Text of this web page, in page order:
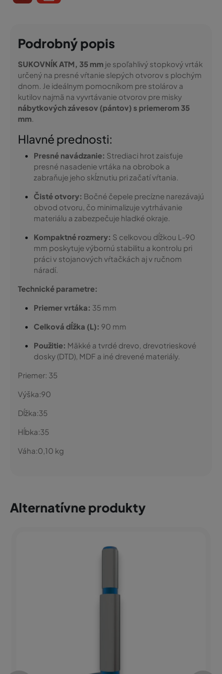
Podrobný popis
SUKOVNÍK ATM, 35 mm je spoľahlivý stopkový vrták
určený na presné vŕtanie slepých otvorov s plochým
dnom. Je ideálnym pomocníkom pre stolárov a
kutilov najmä na vyvrtávanie otvorov pre misky
nábytkových závesov (pántov) s priemerom 35
mm.
Hlavné prednosti:
Presné navádzanie: Strediaci hrot zaisťuje
presné nasadenie vrtáka na obrobok a
zabraňuje jeho skĺznutiu pri začatí vŕtania.
Čisté otvory: Bočné čepele precízne narezávajú
obvod otvoru, čo minimalizuje vytrhávanie
materiálu a zabezpečuje hladké okraje.
Kompaktné rozmery: S celkovou dĺžkou L-90
mm poskytuje výbornú stabilitu a kontrolu pri
práci v stojanových vŕtačkách aj v ručnom
náradí.
Technické parametre:
Priemer vrtáka: 35 mm
Celková dĺžka (L): 90 mm
Použitie: Mäkké a tvrdé drevo, drevotrieskové
dosky (DTD), MDF a iné drevené materiály.
Priemer: 35
Výška:90
Dĺžka:35
Hĺbka:35
Váha:0,10 kg
Alternatívne produkty